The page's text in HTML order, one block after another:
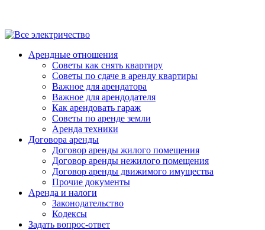
Арендные отношения
Советы как снять квартиру
Советы по сдаче в аренду квартиры
Важное для арендатора
Важное для арендодателя
Как арендовать гараж
Советы по аренде земли
Аренда техники
Договора аренды
Договор аренды жилого помещения
Договор аренды нежилого помещения
Договор аренды движимого имущества
Прочие документы
Аренда и налоги
Законодательство
Кодексы
Задать вопрос-ответ